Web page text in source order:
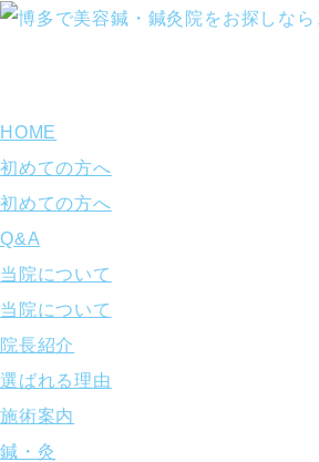
HOME
初めての方へ
初めての方へ
Q&A
当院について
当院について
院長紹介
選ばれる理由
施術案内
鍼・灸